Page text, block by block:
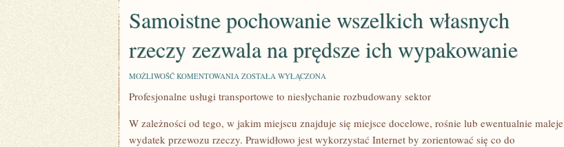
Samoistne pochowanie wszelkich własnych
rzeczy zezwala na prędsze ich wypakowanie
MOŻLIWOŚĆ KOMENTOWANIA SAMOISTNE
WSZELKICH
ZEZWALA
NA
ZOSTAŁA WYŁĄCZONA
Profesjonalne usługi transportowe to niesłychanie rozbudowany sektor
W zależności od tego, w jakim miejscu znajduje się miejsce docelowe, rośnie lub ewentualnie maleje
wydatek przewozu rzeczy. Prawidłowo jest wykorzystać Internet by zorientować się co do